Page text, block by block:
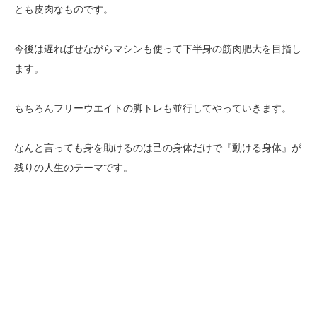
とも皮肉なものです。
今後は遅ればせながらマシンも使って下半身の筋肉肥大を目指し
ます。
もちろんフリーウエイトの脚トレも並行してやっていきます。
なんと言っても身を助けるのは己の身体だけで『動ける身体』が
残りの人生のテーマです。